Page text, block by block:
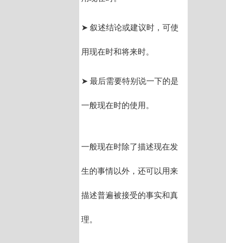
➤ 叙述结论或建议时，可使
用现在时和将来时。
➤ 最后需要特别说一下的是
一般现在时的使用。
一般现在时除了描述现在发
生的事情以外，还可以用来
描述普遍被接受的事实和真
理。